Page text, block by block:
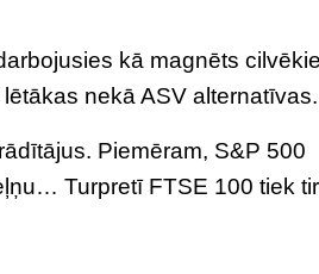
kā magnēts
nekā ASV alternatīvas.
Piemēram, S&P 500
Turpretī FTSE 100 tiek